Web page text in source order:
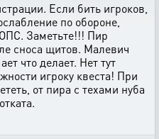
Если бить игроков,
по обороне,
Заметьте!!! Пир
сноса щитов. Малевич
что делает. Нет тут
игроку квеста! При
от пира с техами нуба